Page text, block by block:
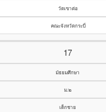
วัดเขาต่อ
คณะจังหวัดกระบี่
17
มัธยมศึกษา
ม.๒
เด็กชาย